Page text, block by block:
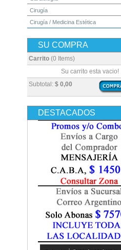
Cirugía
Cirugía / Medicina Estética
Dermatología
Diagnóstico por Imagen / Radiología
Embriología
Enfermería
Epidemiología
Farmacia / Farmacología
Fisiatría / Kinesiología
Fisiología / Fisiopatología
Fonoaudiología
Gastroenterología
Geriatría
Ginecología / Obstetricia
Hematología
Histología
SU COMPRA
Carrito (0 Items)
Subtotal: $ 0,00
Su carrito esta vacio!
DESTACADOS